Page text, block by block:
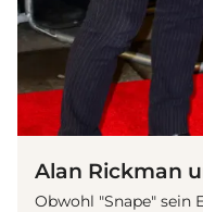
Alan Rickman
Obwohl "Snape" sein